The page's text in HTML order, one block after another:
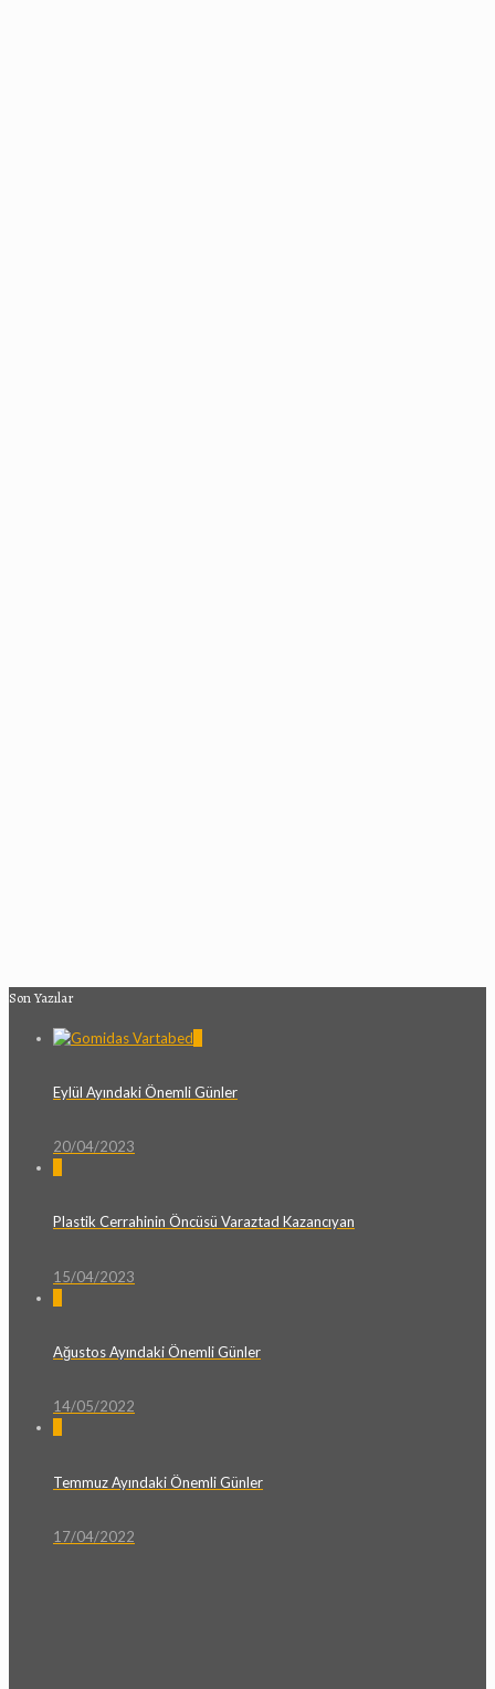
Son Yazılar
Eylül Ayındaki Önemli Günler
20/04/2023
Plastik Cerrahinin Öncüsü Varaztad Kazancıyan
15/04/2023
Ağustos Ayındaki Önemli Günler
14/05/2022
Temmuz Ayındaki Önemli Günler
17/04/2022